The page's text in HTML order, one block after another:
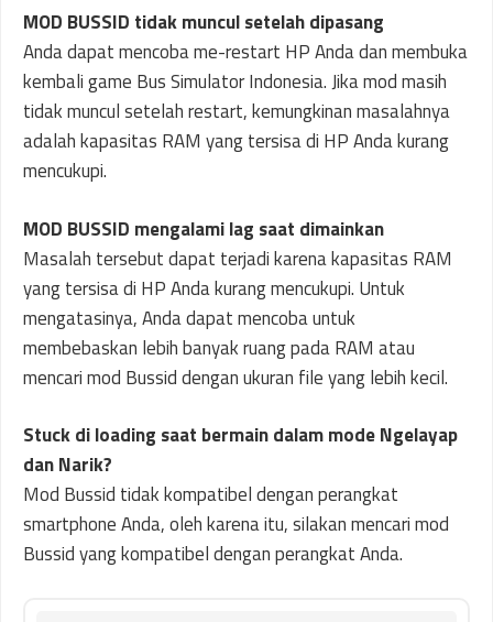
MOD BUSSID tidak muncul setelah dipasang
Anda dapat mencoba me-restart HP Anda dan membuka
kembali game Bus Simulator Indonesia. Jika mod masih
tidak muncul setelah restart, kemungkinan masalahnya
adalah kapasitas RAM yang tersisa di HP Anda kurang
mencukupi.
MOD BUSSID mengalami lag saat dimainkan
Masalah tersebut dapat terjadi karena kapasitas RAM
yang tersisa di HP Anda kurang mencukupi. Untuk
mengatasinya, Anda dapat mencoba untuk
membebaskan lebih banyak ruang pada RAM atau
mencari mod Bussid dengan ukuran file yang lebih kecil.
Stuck di loading saat bermain dalam mode Ngelayap
dan Narik?
Mod Bussid tidak kompatibel dengan perangkat
smartphone Anda, oleh karena itu, silakan mencari mod
Bussid yang kompatibel dengan perangkat Anda.